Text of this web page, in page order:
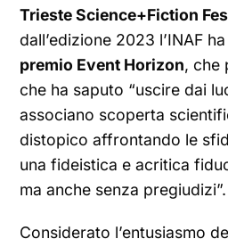
Trieste Science+Fiction
dall’edizione 2023 l’INAF
premio Event Horizon, che
che ha saputo “uscire dai
associano scoperta
distopico affrontando le
una fideistica e acritica
ma anche senza pregiudizi”.
Considerato l’entusiasmo